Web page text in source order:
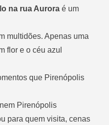
na rua Aurora é um
multidões. Apenas uma
flor e o céu azul
que Pirenópolis
Pirenópolis
para quem visita, cenas